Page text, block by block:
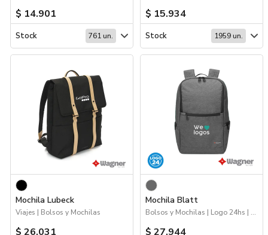
$ 14.901
Stock 761 un.
$ 15.934
Stock 1959 un.
Mochila Lubeck
Viajes | Bolsos y Mochilas
$ 26.031
Mochila Blatt
Bolsos y Mochilas | Logo 24hs | Viajes
$ 27.944